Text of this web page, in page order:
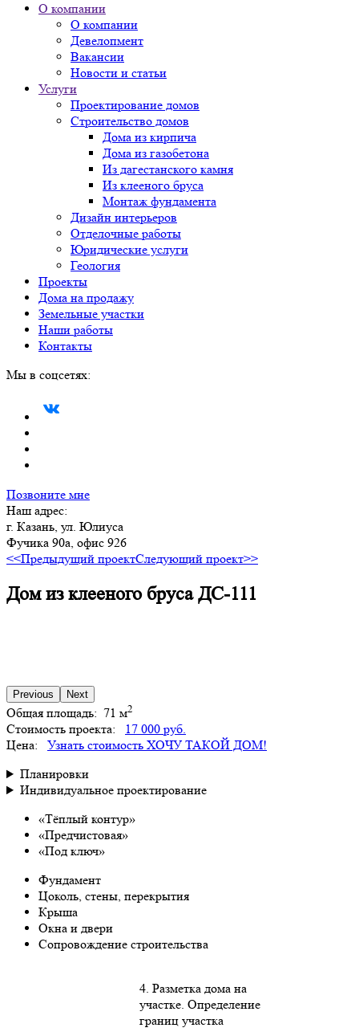
О компании
О компании
Девелопмент
Вакансии
Новости и статьи
Услуги
Проектирование домов
Строительство домов
Дома из кирпича
Дома из газобетона
Из дагестанского камня
Из клееного бруса
Монтаж фундамента
Дизайн интерьеров
Отделочные работы
Юридические услуги
Геология
Проекты
Дома на продажу
Земельные участки
Наши работы
Контакты
Мы в соцсетях:
Позвоните мне
Наш адрес:
г. Казань, ул. Юлиуса
Фучика 90а, офис 926
<<Предыдущий проектСледующий проект>>
Дом из клееного бруса ДС-111
Previous Next
Общая площадь: 71 м2
Стоимость проекта:
17 000 руб.
Цена:
Узнать стоимость ХОЧУ ТАКОЙ ДОМ!
Планировки
Индивидуальное проектирование
«Тёплый контур»
«Предчистовая»
«Под ключ»
Фундамент
Цоколь, стены, перекрытия
Крыша
Окна и двери
Сопровождение строительства
4. Разметка дома на
участке. Определение
границ участка